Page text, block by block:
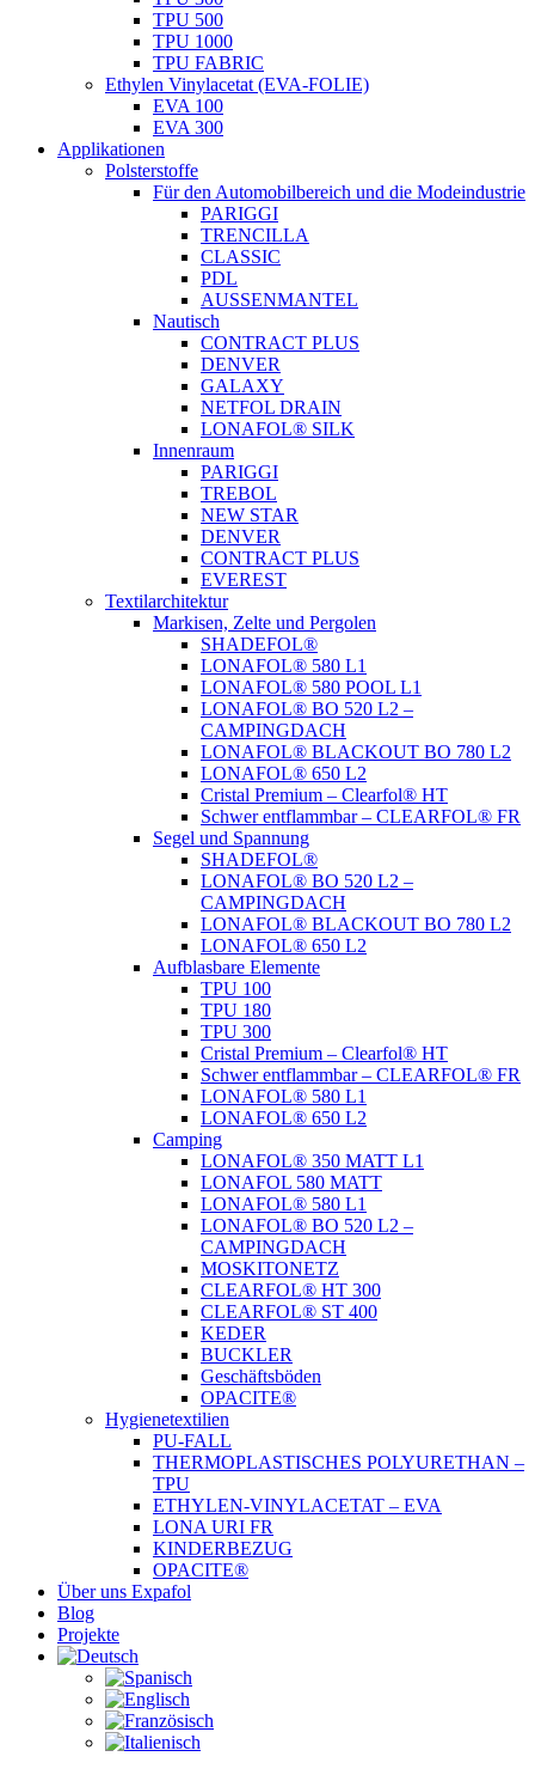
TPU 500
TPU 1000
TPU FABRIC
Ethylen Vinylacetat (EVA-FOLIE)
EVA 100
EVA 300
Applikationen
Polsterstoffe
Für den Automobilbereich und die Modeindustrie
PARIGGI
TRENCILLA
CLASSIC
PDL
AUSSENMANTEL
Nautisch
CONTRACT PLUS
DENVER
GALAXY
NETFOL DRAIN
LONAFOL® SILK
Innenraum
PARIGGI
TREBOL
NEW STAR
DENVER
CONTRACT PLUS
EVEREST
Textilarchitektur
Markisen, Zelte und Pergolen
SHADEFOL®
LONAFOL® 580 L1
LONAFOL® 580 POOL L1
LONAFOL® BO 520 L2 –
CAMPINGDACH
LONAFOL® BLACKOUT BO 780 L2
LONAFOL® 650 L2
Cristal Premium – Clearfol® HT
Schwer entflammbar – CLEARFOL® FR
Segel und Spannung
SHADEFOL®
LONAFOL® BO 520 L2 –
CAMPINGDACH
LONAFOL® BLACKOUT BO 780 L2
LONAFOL® 650 L2
Aufblasbare Elemente
TPU 100
TPU 180
TPU 300
Cristal Premium – Clearfol® HT
Schwer entflammbar – CLEARFOL® FR
LONAFOL® 580 L1
LONAFOL® 650 L2
Camping
LONAFOL® 350 MATT L1
LONAFOL 580 MATT
LONAFOL® 580 L1
LONAFOL® BO 520 L2 –
CAMPINGDACH
MOSKITONETZ
CLEARFOL® HT 300
CLEARFOL® ST 400
KEDER
BUCKLER
Geschäftsböden
OPACITE®
Hygienetextilien
PU-FALL
THERMOPLASTISCHES POLYURETHAN –
TPU
ETHYLEN-VINYLACETAT – EVA
LONA URI FR
KINDERBEZUG
OPACITE®
Über uns Expafol
Blog
Projekte